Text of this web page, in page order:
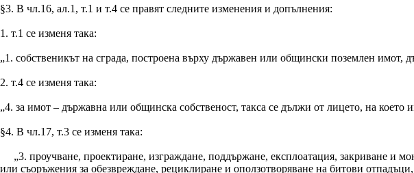
§3. В чл.16, ал.1, т.1 и т.4 се правят следните изменения и допълнения:
1. т.1 се изменя така:
„1. собственикът на сграда, построена върху държавен или общински поземлен имот,
2. т.4 се изменя така:
„4. за имот – държавна или общинска собственост, такса се дължи от лицето, на което
§4. В чл.17, т.3 се изменя така:
„3. проучване, проектиране, изграждане, поддържане, експлоатация, закриване и
или съоръжения за обезвреждане, рециклиране и оползотворяване на битови